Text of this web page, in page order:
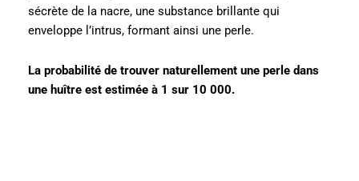
sécrète de la nacre, une substance brillante qui
enveloppe l’intrus, formant ainsi une perle.
La probabilité de trouver naturellement une perle dans
une huître est estimée à 1 sur 10 000.